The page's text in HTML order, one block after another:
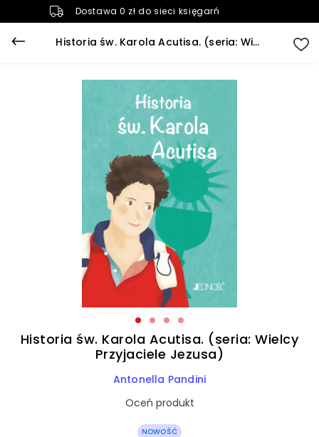
Dostawa 0 zł do sieci księgarń
Historia św. Karola Acutisa. (seria: Wielcy Przyjaciele Jezusa)
NOWOŚĆ
Historia św. Karola Acutisa. (seria: Wielcy
Przyjaciele Jezusa)
Antonella Pandini
Oceń produkt